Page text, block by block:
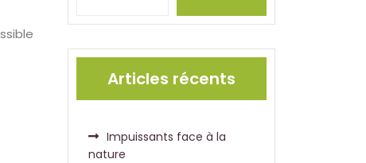
Articles récents
Impuissants face à la
nature